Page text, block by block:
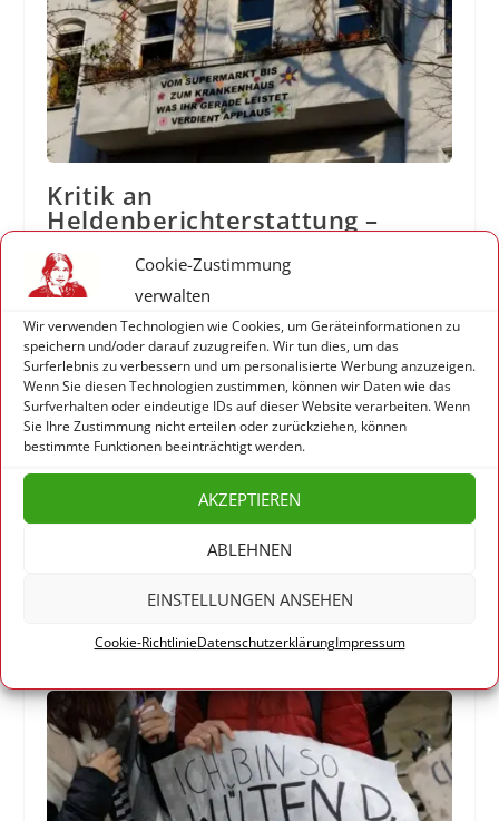
Cookie-Zustimmung
verwalten
Wir verwenden Technologien wie Cookies, um Geräteinformationen zu
speichern und/oder darauf zuzugreifen. Wir tun dies, um das
Surferlebnis zu verbessern und um personalisierte Werbung anzuzeigen.
Wenn Sie diesen Technologien zustimmen, können wir Daten wie das
Surfverhalten oder eindeutige IDs auf dieser Website verarbeiten. Wenn
Sie Ihre Zustimmung nicht erteilen oder zurückziehen, können
bestimmte Funktionen beeinträchtigt werden.
AKZEPTIEREN
ABLEHNEN
EINSTELLUNGEN ANSEHEN
Cookie-RichtlinieDatenschutzerklärungImpressum
Kritik an
Heldenberichterstattung –
Weniger Glorie, mehr Gehalt
15. April 2020
Kommentiert keine Artikel, die
ihr nicht gelesen habt!